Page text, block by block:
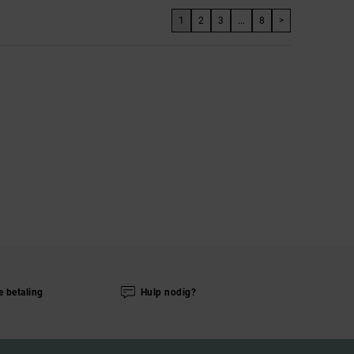
1 2 3 ... 8 >
betaling Hulp nodig?